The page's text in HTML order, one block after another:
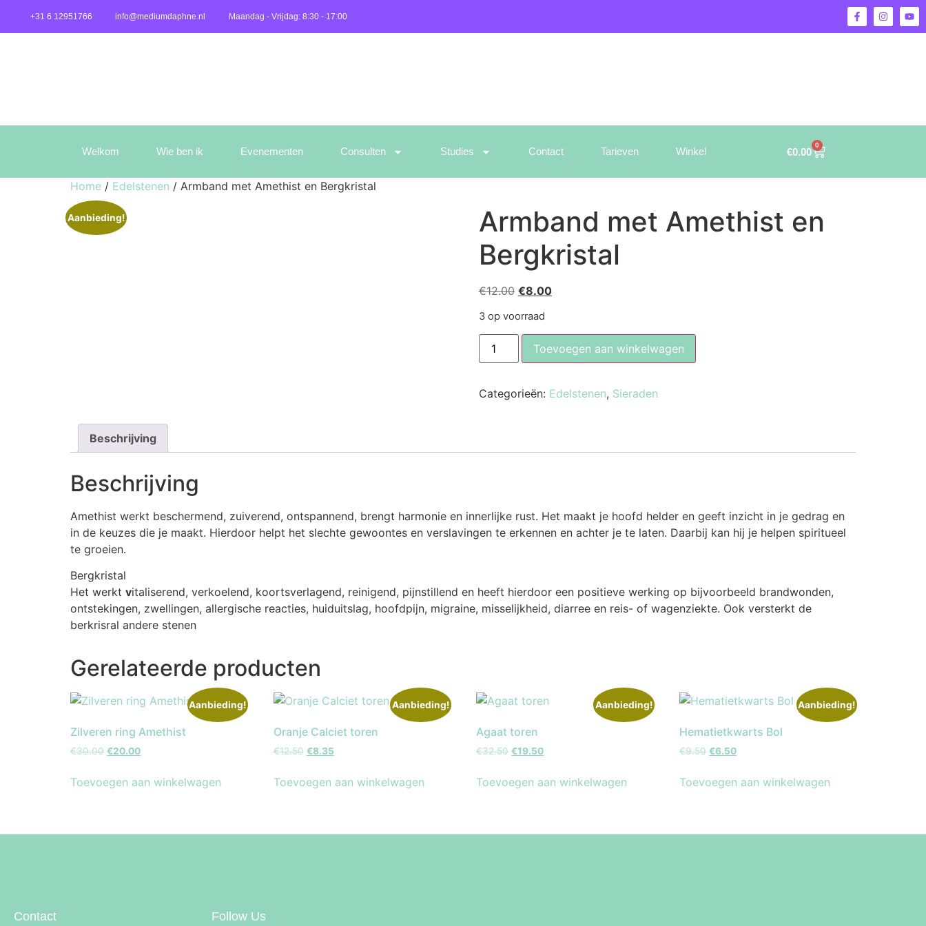
+31 6 12951766 info@mediumdaphne.nl Maandag - Vrijdag: 8:30 - 17:00
Welkom Wie ben ik Evenementen Consulten Studies Contact Tarieven Winkel €0.00
0
Home / Edelstenen / Armband met Amethist en Bergkristal
Aanbieding!
Armband met Amethist en
Bergkristal
€12.00 €8.00
3 op voorraad
Toevoegen aan winkelwagen
Categorieën: Edelstenen, Sieraden
Beschrijving
Beschrijving
Amethist werkt beschermend, zuiverend, ontspannend, brengt harmonie en innerlijke rust. Het maakt je hoofd helder en geeft inzicht in je gedrag en
in de keuzes die je maakt. Hierdoor helpt het slechte gewoontes en verslavingen te erkennen en achter je te laten. Daarbij kan hij je helpen spiritueel
te groeien.
Bergkristal
Het werkt vitaliserend, verkoelend, koortsverlagend, reinigend, pijnstillend en heeft hierdoor een positieve werking op bijvoorbeeld brandwonden,
ontstekingen, zwellingen, allergische reacties, huiduitslag, hoofdpijn, migraine, misselijkheid, diarree en reis- of wagenziekte. Ook versterkt de
berkrisral andere stenen
Gerelateerde producten
Aanbieding!
Zilveren ring Amethist
€30.00 €20.00
Toevoegen aan winkelwagen
Aanbieding!
Oranje Calciet toren
€12.50 €8.35
Toevoegen aan winkelwagen
Aanbieding!
Agaat toren
€32.50 €19.50
Toevoegen aan winkelwagen
Aanbieding!
Hematietkwarts Bol
€9.50 €6.50
Toevoegen aan winkelwagen
Contact Follow Us